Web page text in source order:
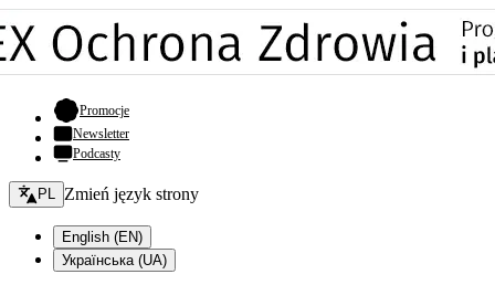
Promocje- otwiera się w nowej karcie
Newsletter
Podcasty
Zmień język - bieżący:
PL Zmień język strony
English (EN)
Українська (UA)